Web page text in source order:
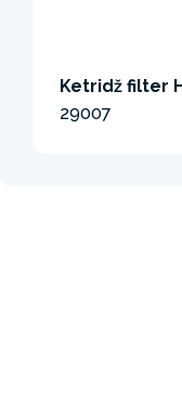
Ketridž filter
29007